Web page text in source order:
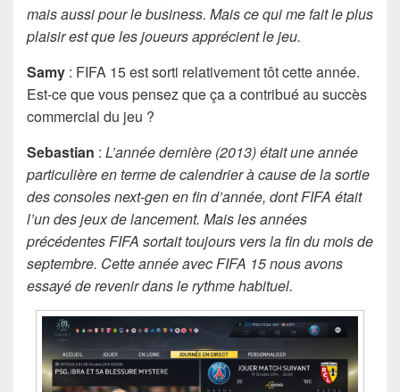
mais aussi pour le business. Mais ce qui me fait le plus
plaisir est que les joueurs apprécient le jeu.
Samy : FIFA 15 est sorti relativement tôt cette année.
Est-ce que vous pensez que ça a contribué au succès
commercial du jeu ?
Sebastian : L’année dernière (2013) était une année
particulière en terme de calendrier à cause de la sortie
des consoles next-gen en fin d’année, dont FIFA était
l’un des jeux de lancement. Mais les années
précédentes FIFA sortait toujours vers la fin du mois de
septembre. Cette année avec FIFA 15 nous avons
essayé de revenir dans le rythme habituel.